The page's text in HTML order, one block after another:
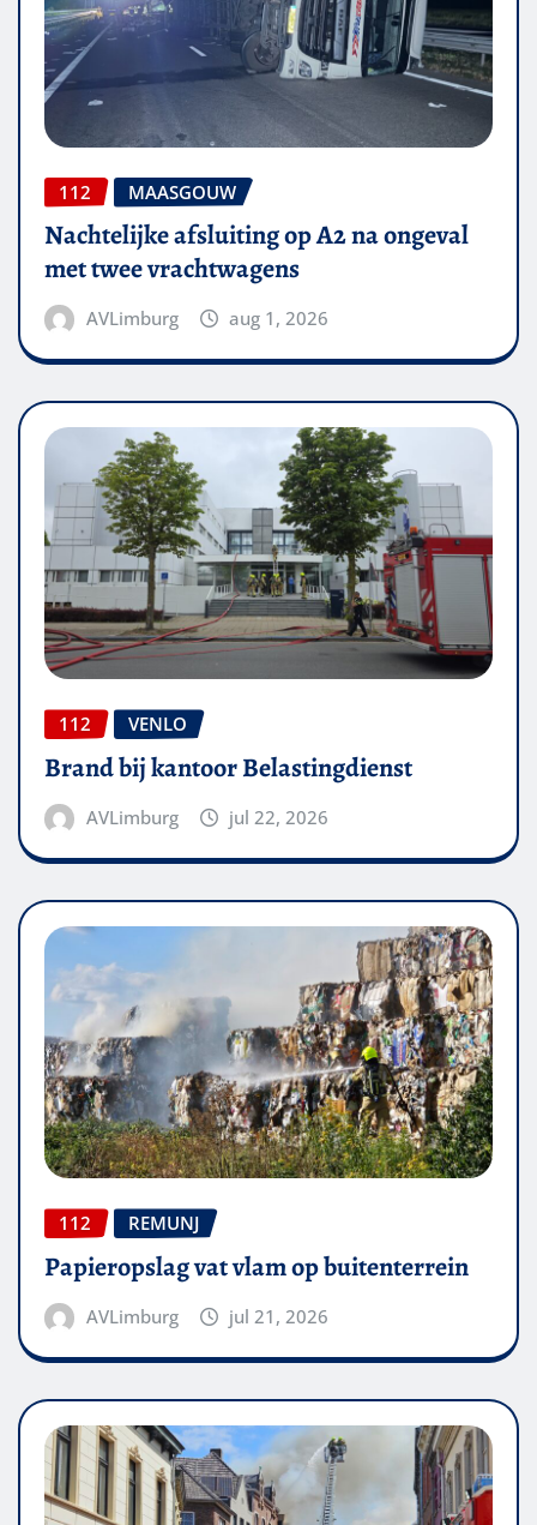
112 MAASGOUW
Nachtelijke afsluiting op A2 na ongeval
met twee vrachtwagens
AVLimburg aug 1, 2026
112 VENLO
Brand bij kantoor Belastingdienst
AVLimburg jul 22, 2026
112 REMUNJ
Papieropslag vat vlam op buitenterrein
AVLimburg jul 21, 2026